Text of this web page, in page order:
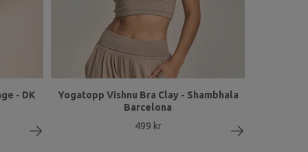
- DK
Yogatopp Vishnu Bra Clay - Shambhala
Barcelona
499 kr